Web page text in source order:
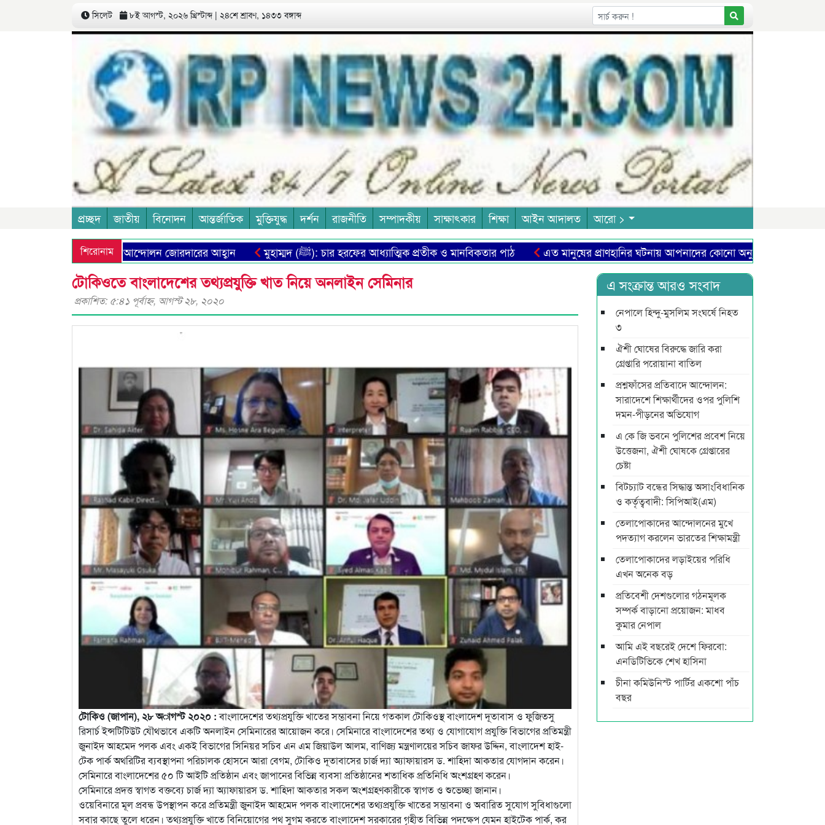
সিলেট ৮ই আগস্ট, ২০২৬ খ্রিস্টাব্দ | ২৪শে শ্রাবণ, ১৪৩৩ বঙ্গাব্দ
প্রচ্ছদ জাতীয় বিনোদন আন্তর্জাতিক মুক্তিযুদ্ধ দর্শন রাজনীতি সম্পাদকীয় সাক্ষাৎকার শিক্ষা আইন আদালত আরো >
শিরোনাম
শিক্ষা ব্যবস্থা প্রতিষ্ঠার আন্দোলন জোরদারের আহ্বান মুহাম্মদ (ﷺ): চার হরফের আধ্যাত্মিক প্রতীক ও মানবিকতার পাঠ এত মানুষের প্রাণহানির ঘটনায় আপনাদের কোনো অনুশোচনা আছে কিনা?
টোকিওতে বাংলাদেশের তথ্যপ্রযুক্তি খাত নিয়ে অনলাইন সেমিনার
প্রকাশিত: ৫:৪১ পূর্বাহ্ণ, আগস্ট ২৮, ২০২০
টোকিও (জাপান), ২৮ অাগস্ট ২০২০ :বাংলাদেশের তথ্যপ্রযুক্তি খাতের সম্ভাবনা নিয়ে গতকাল টোকিওস্থ বাংলাদেশ দূতাবাস ও ফুজিতসু
রিসার্চ ইন্সটিটিউট যৌথভাবে একটি অনলাইন সেমিনারের আয়োজনকরে। সেমিনারে বাংলাদেশের তথ্য ও যোগাযোগ প্রযুক্তি বিভাগের প্রতিমন্ত্রী
জুনাইদ আহমেদ পলক এবং একই বিভাগের সিনিয়র সচিব এন এম জিয়াউল আলম, বাণিজ্য মন্ত্রণালয়ের সচিব জাফর উদ্দিন, বাংলাদেশ হাই-
টেক পার্ক অথরিটির ব্যবস্থাপনা পরিচালক হোসনে আরা বেগম, টোকিও দূতাবাসের চার্জ দ্যা অ্যাফায়ারস ড. শাহিদা আকতার যোগদান করেন।
সেমিনারে বাংলাদেশের ৫০ টি আইটি প্রতিষ্ঠান এবং জাপানের বিভিন্ন ব্যবসা প্রতিষ্ঠানের শতাধিক প্রতিনিধি অংশগ্রহণ করেন।
সেমিনারে প্রদত্ত স্বাগত বক্তব্যে চার্জ দ্যা অ্যাফায়ারস ড. শাহিদা আকতার সকল অংশগ্রহণকারীকে স্বাগত ও শুভেচ্ছা জানান।
ওয়েবিনারে মূল প্রবন্ধ উপস্থাপন করে প্রতিমন্ত্রী জুনাইদ আহমেদ পলক বাংলাদেশের তথ্যপ্রযুক্তি খাতের সম্ভাবনা ও অবারিত সুযোগ সুবিধাগুলো
সবার কাছে তুলে ধরেন। তথ্যপ্রযুক্তি খাতে বিনিয়োগের পথ সুগম করতে বাংলাদেশ সরকারের গৃহীত বিভিন্ন পদক্ষেপ যেমন হাইটেক পার্ক, কর
এ সংক্রান্ত আরও সংবাদ
নেপালে হিন্দু-মুসলিম সংঘর্ষে নিহত
৩
ঐশী ঘোষের বিরুদ্ধে জারি করা
গ্রেপ্তারি পরোয়ানা বাতিল
প্রশ্নফাঁসের প্রতিবাদে আন্দোলন:
সারাদেশে শিক্ষার্থীদের ওপর পুলিশি
দমন-পীড়নের অভিযোগ
এ কে জি ভবনে পুলিশের প্রবেশ নিয়ে
উত্তেজনা, ঐশী ঘোষকে গ্রেপ্তারের
চেষ্টা
বিটচ্যাট বন্ধের সিদ্ধান্ত অসাংবিধানিক
ও কর্তৃত্ববাদী: সিপিআই(এম)
তেলাপোকাদের আন্দোলনের মুখে
পদত্যাগ করলেন ভারতের শিক্ষামন্ত্রী
তেলাপোকাদের লড়াইয়ের পরিধি
এখন অনেক বড়
প্রতিবেশী দেশগুলোর গঠনমূলক
সম্পর্ক বাড়ানো প্রয়োজন: মাধব
কুমার নেপাল
আমি এই বছরেই দেশে ফিরবো:
এনডিটিভিকে শেখ হাসিনা
চীনা কমিউনিস্ট পার্টির একশো পাঁচ
বছর